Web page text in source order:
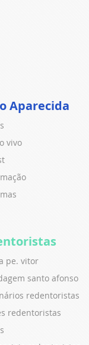
Aparecida
vivo
pe. vitor
santo afonso
redentoristas
redentoristas